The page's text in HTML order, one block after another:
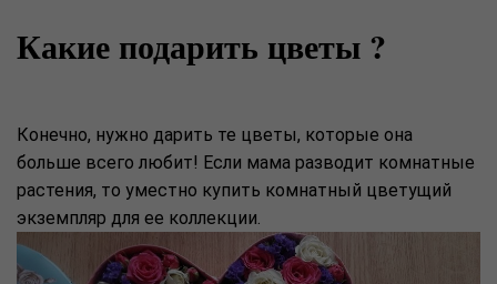
Какие подарить цветы ?
Конечно, нужно дарить те цветы, которые она
больше всего любит! Если мама разводит комнатные
растения, то уместно купить комнатный цветущий
экземпляр для ее коллекции.